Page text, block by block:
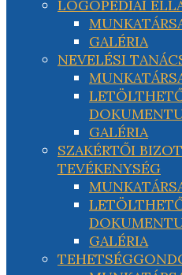
LOGOPÉDIAI
GALÉRIA
NEVELÉSI
GALÉRIA
SZAKÉRTŐI
TEVÉKENYSÉG
GALÉRIA